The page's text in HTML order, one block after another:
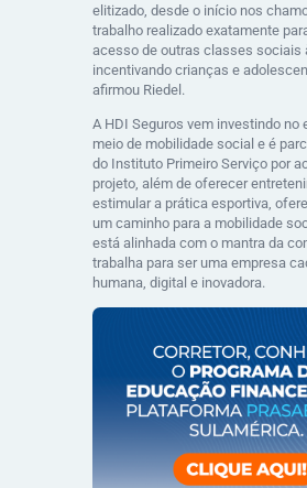
elitizado, desde o início nos
trabalho realizado exatamente
acesso de outras classes sociais
incentivando crianças e
afirmou Riedel.
A HDI Seguros vem investindo no
meio de mobilidade social e é
do Instituto Primeiro Serviço por
projeto, além de oferecer
estimular a prática esportiva,
um caminho para a mobilidade
está alinhada com o mantra da
trabalha para ser uma empresa
humana, digital e inovadora.